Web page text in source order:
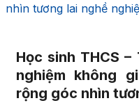
nhìn tương lai nghề
Học sinh THCS
nghiệm không
rộng góc nhìn